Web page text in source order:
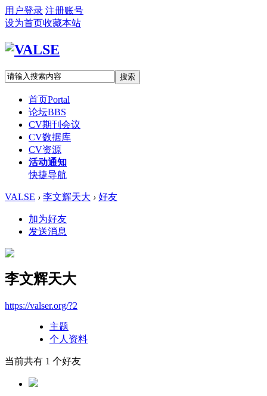
用户登录 注册账号
设为首页收藏本站
搜索
首页Portal
论坛BBS
CV期刊会议
CV数据库
CV资源
活动通知
快捷导航
VALSE › 李文辉天大 › 好友
加为好友
发送消息
李文辉天大
https://valser.org/?2
主题
个人资料
当前共有 1 个好友